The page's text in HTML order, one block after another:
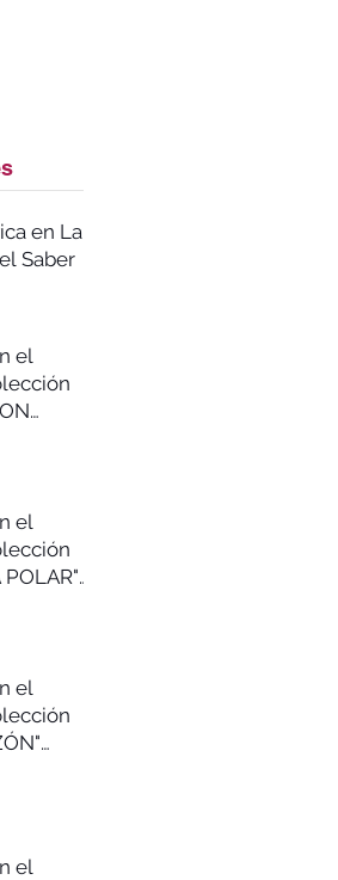
en La
Saber
el
el
POLAR"
el
el